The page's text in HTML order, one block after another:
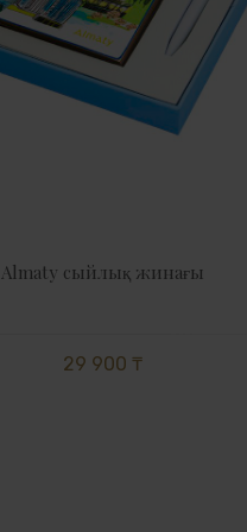
Almaty сыйлық жинағы
29 900 ₸